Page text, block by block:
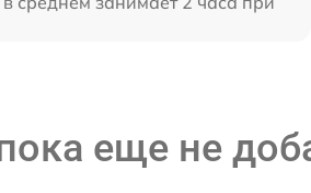
еще не